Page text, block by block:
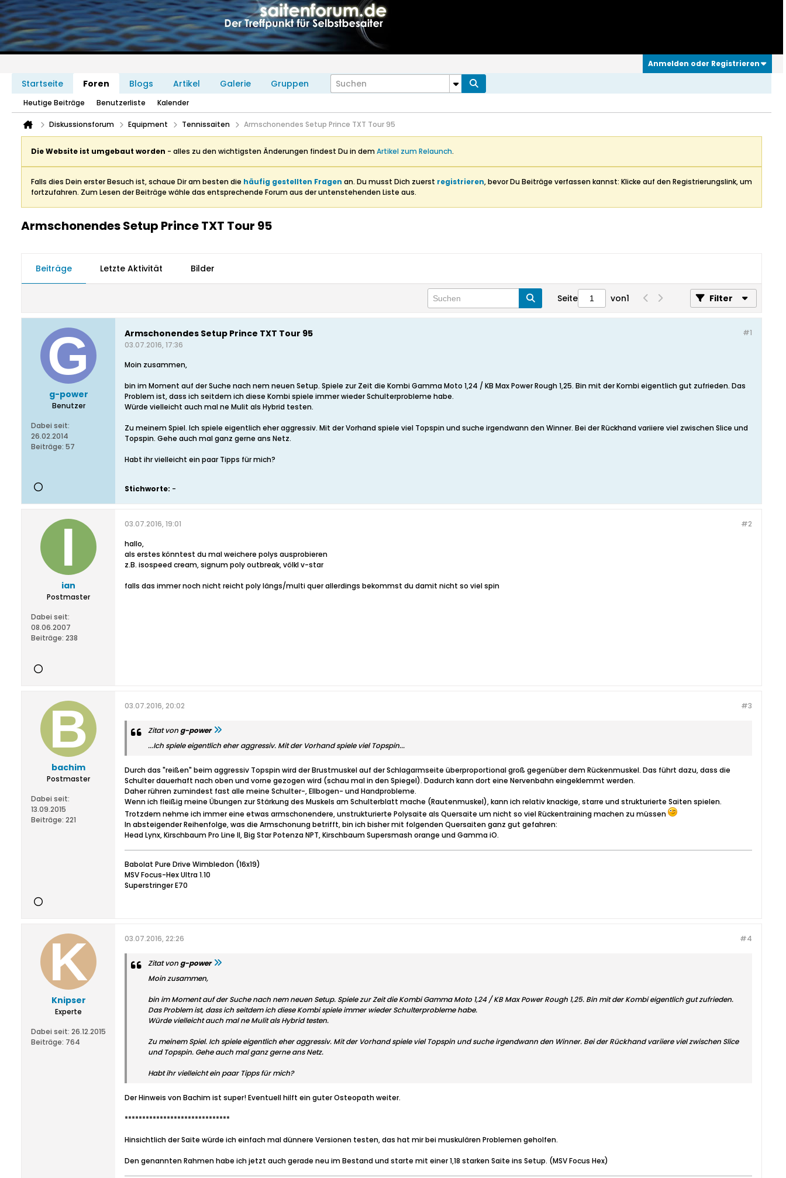
Anmelden oder Registrieren
Startseite Foren Blogs Artikel Galerie Gruppen
Heutige Beiträge Benutzerliste Kalender
Diskussionsforum Equipment Tennissaiten Armschonendes Setup Prince TXT Tour 95
Die Website ist umgebaut worden - alles zu den wichtigsten Änderungen findest Du in demArtikel zum Relaunch.
Falls dies Dein erster Besuch ist, schaue Dir am besten die häufig gestellten Fragen an. Du musst Dich zuerst registrieren, bevor Du Beiträge verfassen kannst: Klicke auf den Registrierungslink, um
fortzufahren. Zum Lesen der Beiträge wähle das entsprechende Forum aus der untenstehenden Liste aus.
Armschonendes Setup Prince TXT Tour 95
Beiträge Letzte Aktivität Bilder
Seite von1 Filter
g-power
Benutzer
Dabei seit:
26.02.2014
Beiträge: 57
#1
Armschonendes Setup Prince TXT Tour 95
03.07.2016, 17:36
Moin zusammen,
bin im Moment auf der Suche nach nem neuen Setup. Spiele zur Zeit die Kombi Gamma Moto 1,24 / KB Max Power Rough 1,25. Bin mit der Kombi eigentlich gut zufrieden. Das
Problem ist, dass ich seitdem ich diese Kombi spiele immer wieder Schulterprobleme habe.
Würde vielleicht auch mal ne Mulit als Hybrid testen.
Zu meinem Spiel. Ich spiele eigentlich eher aggressiv. Mit der Vorhand spiele viel Topspin und suche irgendwann den Winner. Bei der Rückhand variiere viel zwischen Slice und
Topspin. Gehe auch mal ganz gerne ans Netz.
Habt ihr vielleicht ein paar Tipps für mich?
Stichworte: -
ian
Postmaster
Dabei seit:
08.06.2007
Beiträge: 238
#2
03.07.2016, 19:01
hallo,
als erstes könntest du mal weichere polys ausprobieren
z.B. isospeed cream, signum poly outbreak, völkl v-star
falls das immer noch nicht reicht poly längs/multi quer allerdings bekommst du damit nicht so viel spin
bachim
Postmaster
Dabei seit:
13.09.2015
Beiträge: 221
#3
03.07.2016, 20:02
Zitat von g-power
...Ich spiele eigentlich eher aggressiv. Mit der Vorhand spiele viel Topspin...
Durch das "reißen" beim aggressiv Topspin wird der Brustmuskel auf der Schlagarmseite überproportional groß gegenüber dem Rückenmuskel. Das führt dazu, dass die
Schulter dauerhaft nach oben und vorne gezogen wird (schau mal in den Spiegel). Dadurch kann dort eine Nervenbahn eingeklemmt werden.
Daher rühren zumindest fast alle meine Schulter-, Ellbogen- und Handprobleme.
Wenn ich fleißig meine Übungen zur Stärkung des Muskels am Schulterblatt mache (Rautenmuskel), kann ich relativ knackige, starre und strukturierte Saiten spielen.
Trotzdem nehme ich immer eine etwas armschonendere, unstrukturierte Polysaite als Quersaite um nicht so viel Rückentraining machen zu müssen
In absteigender Reihenfolge, was die Armschonung betrifft, bin ich bisher mit folgenden Quersaiten ganz gut gefahren:
Head Lynx, Kirschbaum Pro Line II, Big Star Potenza NPT, Kirschbaum Supersmash orange und Gamma iO.
Babolat Pure Drive Wimbledon (16x19)
MSV Focus-Hex Ultra 1.10
Superstringer E70
Knipser
Experte
Dabei seit: 26.12.2015
Beiträge: 764
#4
03.07.2016, 22:26
Zitat von g-power
Moin zusammen,
bin im Moment auf der Suche nach nem neuen Setup. Spiele zur Zeit die Kombi Gamma Moto 1,24 / KB Max Power Rough 1,25. Bin mit der Kombi eigentlich gut zufrieden.
Das Problem ist, dass ich seitdem ich diese Kombi spiele immer wieder Schulterprobleme habe.
Würde vielleicht auch mal ne Mulit als Hybrid testen.
Zu meinem Spiel. Ich spiele eigentlich eher aggressiv. Mit der Vorhand spiele viel Topspin und suche irgendwann den Winner. Bei der Rückhand variiere viel zwischen Slice
und Topspin. Gehe auch mal ganz gerne ans Netz.
Habt ihr vielleicht ein paar Tipps für mich?
Der Hinweis von Bachim ist super! Eventuell hilft ein guter Osteopath weiter.
******************************
Hinsichtlich der Saite würde ich einfach mal dünnere Versionen testen, das hat mir bei muskulären Problemen geholfen.
Den genannten Rahmen habe ich jetzt auch gerade neu im Bestand und starte mit einer 1,18 starken Saite ins Setup. (MSV Focus Hex)